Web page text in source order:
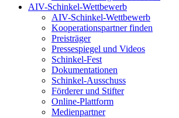
AIV-Schinkel-Wettbewerb
AIV-Schinkel-Wettbewerb
Kooperationspartner finden
Preisträger
Pressespiegel und Videos
Schinkel-Fest
Dokumentationen
Schinkel-Ausschuss
Förderer und Stifter
Online-Plattform
Medienpartner